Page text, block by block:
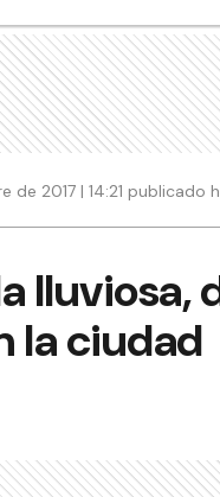
de 2017 | 14:21 publicado
lluviosa,
la ciudad